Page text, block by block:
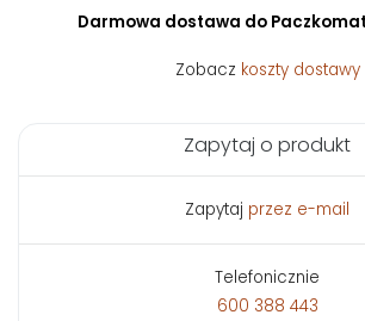
Darmowa dostawa do
Zobacz koszty dostawy
Zapytaj o produkt
Zapytaj przez e-mail
Telefonicznie
600 388 443